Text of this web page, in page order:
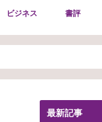
ビジネス 書評
最新記事